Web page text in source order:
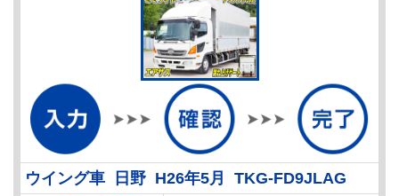
ウイング車 日野 H26年5月 TKG-FD9JLAG